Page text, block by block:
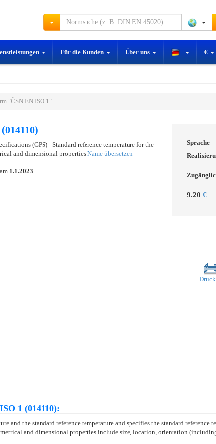
Für die Kunden Über uns €
"ČSN EN ISO 1"
(GPS) - Standard reference temperature for the
and dimensional properties Name übersetzen
1.1.2023
Sprache
9.20 €
1 (014110):
and the standard reference temperature and specifies the standard
and dimensional properties include size, location, orientation